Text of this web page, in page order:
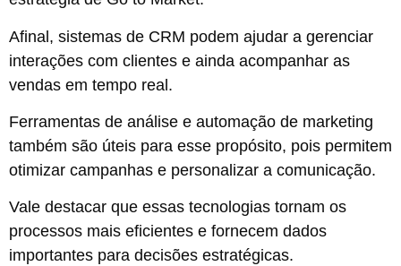
Afinal, sistemas de CRM podem ajudar a gerenciar
interações com clientes e ainda acompanhar as
vendas em tempo real.
Ferramentas de análise e automação de marketing
também são úteis para esse propósito, pois permitem
otimizar campanhas e personalizar a comunicação.
Vale destacar que essas tecnologias tornam os
processos mais eficientes e fornecem dados
importantes para decisões estratégicas.